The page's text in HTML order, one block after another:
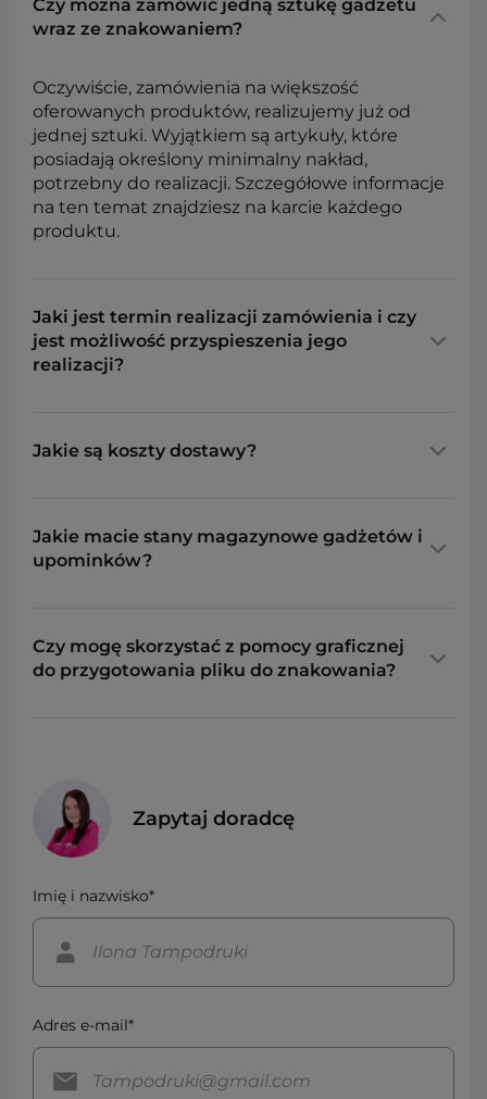
Czy można zamówić jedną sztukę gadżetu
wraz ze znakowaniem?
Oczywiście, zamówienia na większość
oferowanych produktów, realizujemy już od
jednej sztuki. Wyjątkiem są artykuły, które
posiadają określony minimalny nakład,
potrzebny do realizacji. Szczegółowe informacje
na ten temat znajdziesz na karcie każdego
produktu.
Jaki jest termin realizacji zamówienia i czy
jest możliwość przyspieszenia jego
realizacji?
Jakie są koszty dostawy?
Jakie macie stany magazynowe gadżetów i
upominków?
Czy mogę skorzystać z pomocy graficznej
do przygotowania pliku do znakowania?
Zapytaj doradcę
Imię i nazwisko*
Adres e-mail*